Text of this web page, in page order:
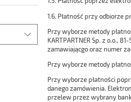
1.6. Płatność przy odbiorze
Przy wyborze metody
KARTPARTNER Sp. z o.o.,
zamawiającgo oraz numer
Przy wyborze metody
Przy wyborze płatności
danego zamówienia.
przelew przez wybrany